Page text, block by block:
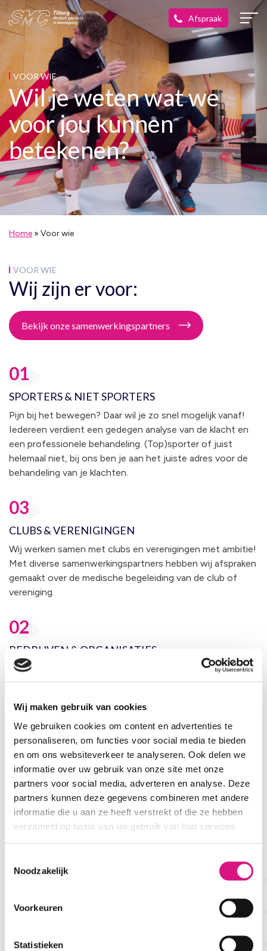
Wij maken gebruik van cookies
We gebruiken cookies om content en advertenties te
personaliseren, om functies voor social media te bieden
en om ons websiteverkeer te analyseren. Ook delen we
informatie over uw gebruik van onze site met onze
partners voor social media, adverteren en analyse. Deze
partners kunnen deze gegevens combineren met andere
informatie die u aan ze heeft verstrekt of die ze hebben
verzameld op basis van uw gebruik van hun services.
Noodzakelijk
Voorkeuren
Statistieken
VOOR WIE
Wil je weten wat we
voor jou kunnen
betekenen?
Home » Voor wie
VOOR WIE
Wij zijn er voor:
Bekijk onze samenwerkingspartners
01
SPORTERS & NIET SPORTERS
Pijn bij het bewegen? Daar wil je zo snel mogelijk vanaf!
Iedereen verdient een gedegen analyse van de klacht en
een professionele behandeling. (Top)sporter of juist
helemaal niet, bij ons ben je aan het juiste adres voor de
behandeling van je klachten.
03
CLUBS & VERENIGINGEN
Wij werken samen met clubs en verenigingen met ambitie!
Met diverse samenwerkingspartners hebben wij afspraken
gemaakt over de medische begeleiding van de club of
vereniging.
02
BEDRIJVEN & ORGANISATIES
Snel herstellen van een klacht of blessure, betekent snelle
re-integratie op de werkvloer. Iedere ondernemer weet
is. Wij kunnen hier op verschillende manieren in
meedenken.
04
DANSERS & MUSICI
Als danser of musicus stel je andere eisen aan je lichaam.
Een blessure kun je je niet veroorloven. Als er klachten zijn
wil je snel geholpen worden door een specialist iemand
Wat beweegt jou naar SMC